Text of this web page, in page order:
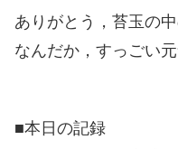
ありがとう，苔玉の
なんだか，すっごい
■本日の記録